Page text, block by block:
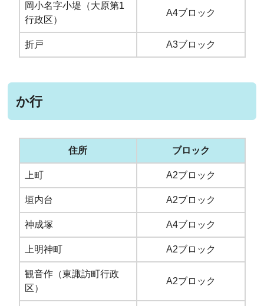
岡小名字小堤（大原第1
行政区）
A4ブロック
折戸 A3ブロック
か行
住所 ブロック
上町 A2ブロック
垣内台 A2ブロック
神成塚 A4ブロック
上明神町 A2ブロック
観音作（東諏訪町行政
区）
A2ブロック